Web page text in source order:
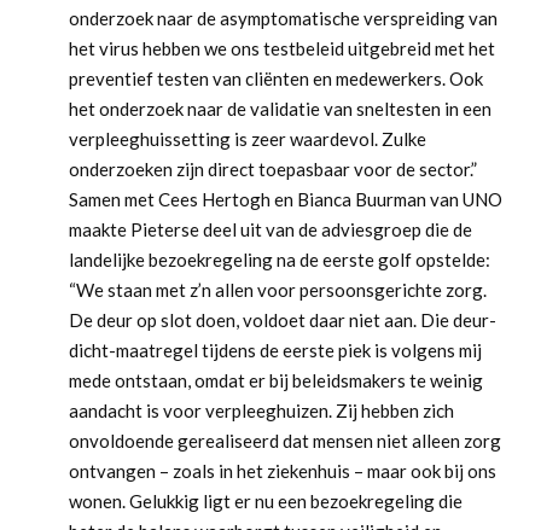
onderzoek naar de asymptomatische verspreiding van
het virus hebben we ons testbeleid uitgebreid met het
preventief testen van cliënten en medewerkers. Ook
het onderzoek naar de validatie van sneltesten in een
verpleeghuissetting is zeer waardevol. Zulke
onderzoeken zijn direct toepasbaar voor de sector.”
Samen met Cees Hertogh en Bianca Buurman van UNO
maakte Pieterse deel uit van de adviesgroep die de
landelijke bezoekregeling na de eerste golf opstelde:
“We staan met z’n allen voor persoonsgerichte zorg.
De deur op slot doen, voldoet daar niet aan. Die deur-
dicht-maatregel tijdens de eerste piek is volgens mij
mede ontstaan, omdat er bij beleidsmakers te weinig
aandacht is voor verpleeghuizen. Zij hebben zich
onvoldoende gerealiseerd dat mensen niet alleen zorg
ontvangen – zoals in het ziekenhuis – maar ook bij ons
wonen. Gelukkig ligt er nu een bezoekregeling die